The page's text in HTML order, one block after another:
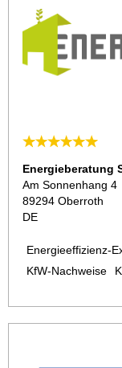
Energieberatung
Am Sonnenhang 4
89294 Oberroth
DE
Energieeffizienz-
KfW-Nachweise